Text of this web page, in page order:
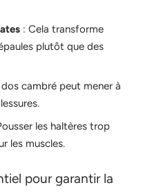
: Cela transforme
plutôt que des
dos cambré peut mener à
les haltères trop
les muscles.
pour garantir la